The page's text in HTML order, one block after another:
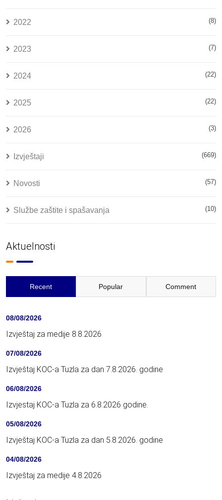
2022 (8)
2023 (7)
2024 (22)
2025 (22)
2026 (3)
Izvještaji (669)
Novosti (57)
Službe zaštite i spašavanja (10)
Aktuelnosti
Recent Popular Comment
08/08/2026
Izvještaj za medije 8.8.2026
07/08/2026
Izvještaj KOC-a Tuzla za dan 7.8.2026. godine
06/08/2026
Izvjestaj KOC-a Tuzla za 6.8.2026 godine.
05/08/2026
Izvještaj KOC-a Tuzla za dan 5.8.2026. godine
04/08/2026
Izvještaj za medije 4.8.2026